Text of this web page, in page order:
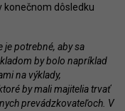
konečnom dôsledku
je potrebné, aby sa
by bolo napríklad
na výklady,
by mali majitelia trvať
prevádzkovateľoch. V